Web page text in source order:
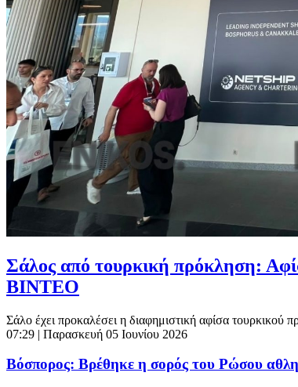
Σάλος από τουρκική πρόκληση:
ΒΙΝΤΕΟ
Σάλο έχει προκαλέσει η διαφημιστική αφίσα
07:29 | Παρασκευή 05 Ιουνίου 2026
Βόσπορος: Βρέθηκε η σορός του Ρώσου